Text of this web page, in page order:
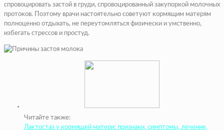
спровоцировать застой в груди, спровоцированный закупоркой молочных
протоков. Поэтому врачи настоятельно советуют кормящим матерям
полноценно отдыхать, не переутомляться физически и умственно,
избегать стрессов и простуд.
Читайте также:
Лактостаз у кормящей матери: признаки, симптомы, лечение,